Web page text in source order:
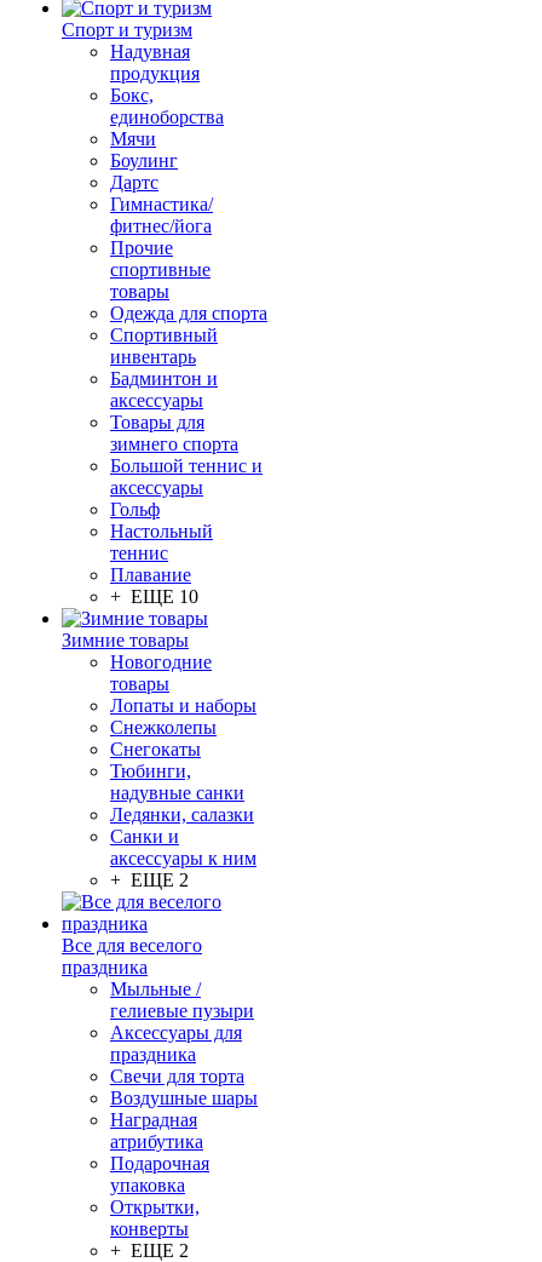
Спорт и туризм
Надувная
продукция
Бокс,
единоборства
Мячи
Боулинг
Дартс
Гимнастика/
фитнес/йога
Прочие
спортивные
товары
Одежда для спорта
Спортивный
инвентарь
Бадминтон и
аксессуары
Товары для
зимнего спорта
Большой теннис и
аксессуары
Гольф
Настольный
теннис
Плавание
+ ЕЩЕ 10
Зимние товары
Новогодние
товары
Лопаты и наборы
Снежколепы
Снегокаты
Тюбинги,
надувные санки
Ледянки, салазки
Санки и
аксессуары к ним
+ ЕЩЕ 2
Все для веселого
праздника
Мыльные /
гелиевые пузыри
Аксессуары для
праздника
Свечи для торта
Воздушные шары
Наградная
атрибутика
Подарочная
упаковка
Открытки,
конверты
+ ЕЩЕ 2